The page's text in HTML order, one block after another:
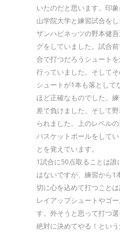
いたのだと思います。印
山学院大学と練習試合を
ザンハピネッツの野本健
グをしていました。試合
合で打つだろうシュート
行っていました。そして
シュートが1本も落として
ほど正確なものでした。
差で負けました、そして
られました。上のレベル
バスケットボールをして
とを覚えています。
1試合に50点取ることは
はないですが、練習から1
切に心を込めて打つことは
レイアップシュートやゴ
す。外そうと思って打つ選
絶対に決めてやる！とい